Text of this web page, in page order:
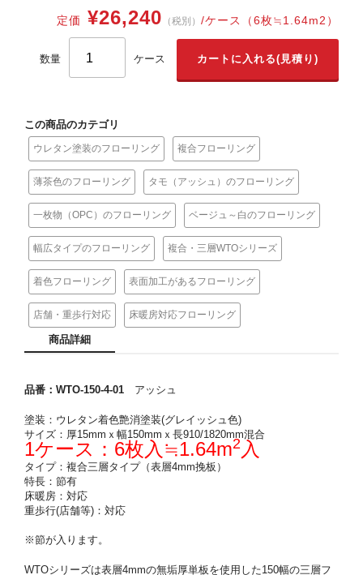
定価 ¥26,240 （税別） /ケース（6枚≒1.64m2）
数量 ケース
この商品のカテゴリ
ウレタン塗装のフローリング 複合フローリング
薄茶色のフローリング タモ（アッシュ）のフローリング
一枚物（OPC）のフローリング ベージュ～白のフローリング
幅広タイプのフローリング 複合・三層WTOシリーズ
着色フローリング 表面加工があるフローリング
店舗・重歩行対応 床暖房対応フローリング
商品詳細
品番：WTO-150-4-01 アッシュ
塗装：ウレタン着色艶消塗装(グレイッシュ色)
サイズ：厚15mmｘ幅150mmｘ長910/1820mm混合
1ケース：6枚入≒1.64m2 入
タイプ：複合三層タイプ（表層4mm挽板）
特長：節有
床暖房： 対応
重歩行(店舗等)：対応
※節が入ります。
WTOシリーズは表層4mmの無垢厚単板を使用した150幅の三層フ